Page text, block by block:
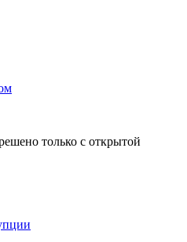
только с открытой